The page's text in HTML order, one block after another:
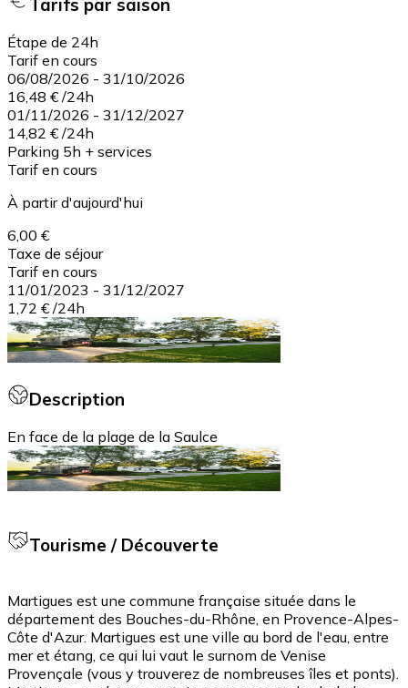
Tarifs par saison
Étape de 24h
Tarif en cours
06/08/2026 - 31/10/2026
16,48 € /24h
01/11/2026 - 31/12/2027
14,82 € /24h
Parking 5h + services
Tarif en cours
À partir d'aujourd'hui
6,00 €
Taxe de séjour
Tarif en cours
11/01/2023 - 31/12/2027
1,72 € /24h
Description
En face de la plage de la Saulce
Tourisme / Découverte
Martigues est une commune française située dans le
département des Bouches-du-Rhône, en Provence-Alpes-
Côte d'Azur. Martigues est une ville au bord de l'eau, entre
mer et étang, ce qui lui vaut le surnom de Venise
Provençale (vous y trouverez de nombreuses îles et ponts).